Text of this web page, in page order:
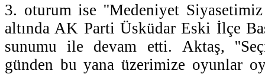
3. oturum ise ''Medeniyet
altında AK Parti Üsküdar Eski İlçe
sunumu ile devam etti. Aktaş,
günden bu yana üzerimize oyunlar